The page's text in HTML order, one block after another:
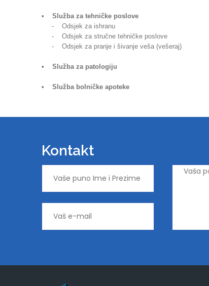
• Služba za tehničke poslove
- Odsjek za ishranu
- Odsjek za stručne tehničke poslove
- Odsjek za pranje i šivanje veša (vešeraj)
• Služba za patologiju
• Služba bolničke apoteke
Kontakt